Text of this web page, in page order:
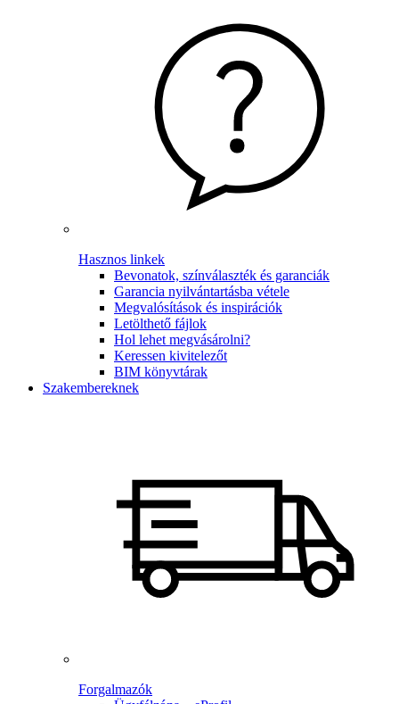
Hasznos linkek
Bevonatok, színválaszték és garanciák
Garancia nyilvántartásba vétele
Megvalósítások és inspirációk
Letölthető fájlok
Hol lehet megvásárolni?
Keressen kivitelezőt
BIM könyvtárak
Szakembereknek
Forgalmazók